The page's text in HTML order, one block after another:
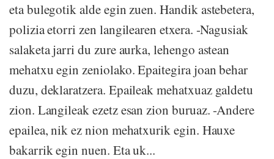
eta bulegotik alde egin zuen. Handik astebetera,
polizia etorri zen langilearen etxera. -Nagusiak
salaketa jarri du zure aurka, lehengo astean
mehatxu egin zeniolako. Epaitegira joan behar
duzu, deklaratzera. Epaileak mehatxuaz galdetu
zion. Langileak ezetz esan zion buruaz. -Andere
epailea, nik ez nion mehatxurik egin. Hauxe
bakarrik egin nuen. Eta uk...